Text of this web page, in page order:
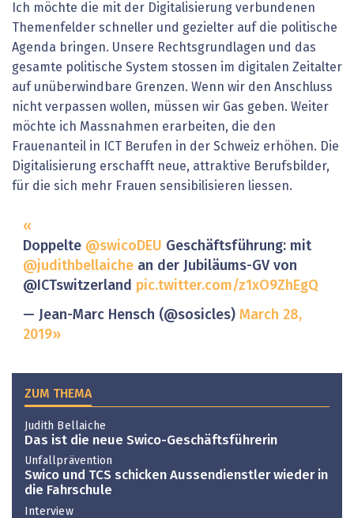
Ich möchte die mit der Digitalisierung verbundenen
Themenfelder schneller und gezielter auf die politische
Agenda bringen. Unsere Rechtsgrundlagen und das
gesamte politische System stossen im digitalen Zeitalter
auf unüberwindbare Grenzen. Wenn wir den Anschluss
nicht verpassen wollen, müssen wir Gas geben. Weiter
möchte ich Massnahmen erarbeiten, die den
Frauenanteil in ICT Berufen in der Schweiz erhöhen. Die
Digitalisierung erschafft neue, attraktive Berufsbilder,
für die sich mehr Frauen sensibilisieren liessen.
Doppelte @swicoDEU Geschäftsführung: mit
@judithbellaichean der Jubiläums-GV von
@ICTswitzerland pic.twitter.com/z1xO9ZhEgQ
— Jean-Marc Hensch (@sosicles) March 28,
2019
ZUM THEMA
Judith Bellaiche
Das ist die neue Swico-Geschäftsführerin
Unfallprävention
Swico und TCS schicken Aussendienstler wieder in
die Fahrschule
Interview